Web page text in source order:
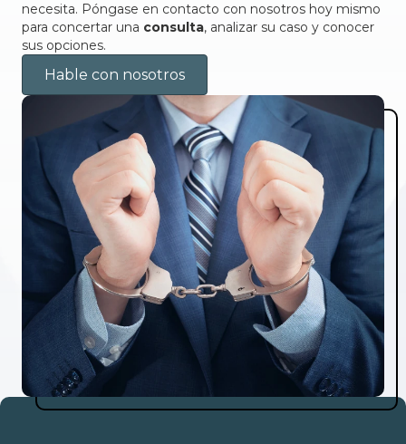
necesita. Póngase en contacto con nosotros hoy mismo
para concertar una consulta, analizar su caso y conocer
sus opciones.
Hable con nosotros